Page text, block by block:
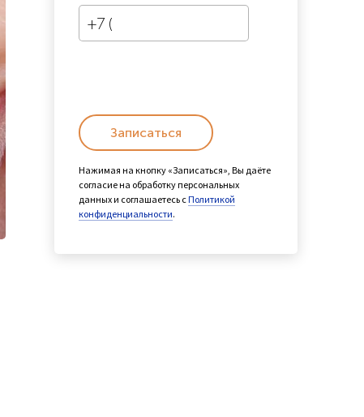
Записаться
Нажимая на кнопку «Записаться», Вы даёте
согласие на обработку персональных
данных и соглашаетесь сПолитикой
конфиденциальности.